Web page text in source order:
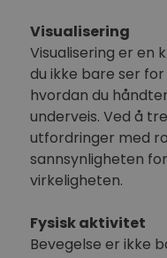
Visualisering
Visualisering er en
du ikke bare ser
hvordan du
underveis. Ved å
utfordringer med
sannsynligheten
virkeligheten.
Fysisk aktivitet
Bevegelse er ikke